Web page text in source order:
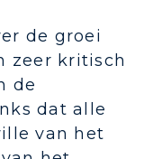
de groei
zeer kritisch
de
dat alle
van het